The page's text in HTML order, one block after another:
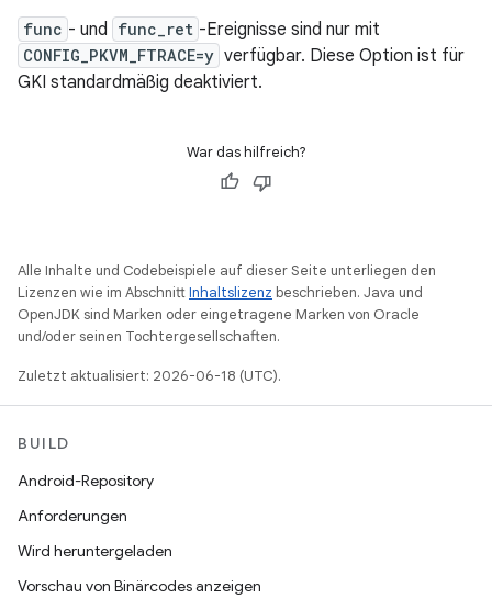
func - und func_ret -Ereignisse sind nur mit
CONFIG_PKVM_FTRACE=y verfügbar. Diese Option ist für
GKI standardmäßig deaktiviert.
War das hilfreich?
Alle Inhalte und Codebeispiele auf dieser Seite unterliegen den
Lizenzen wie im AbschnittInhaltslizenz beschrieben. Java und
OpenJDK sind Marken oder eingetragene Marken von Oracle
und/oder seinen Tochtergesellschaften.
Zuletzt aktualisiert: 2026-06-18 (UTC).
BUILD
Android-Repository
Anforderungen
Wird heruntergeladen
Vorschau von Binärcodes anzeigen